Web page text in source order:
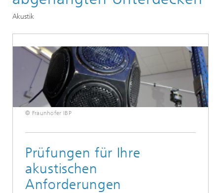
Akustik
© Fraunhofer IBP
Prüfungen für Ihre
akustischen
Anforderungen